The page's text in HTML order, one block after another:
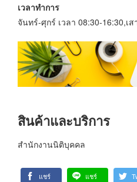
เวลาทำการ
จันทร์-ศุกร์ เวลา 08:30-16:30,เส
สินค้าและบริการ
สำนักงานนิติบุคคล
แชร์ แชร์